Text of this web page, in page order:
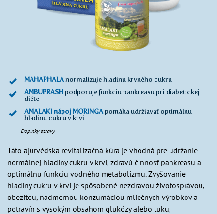
MAHAPHALA normalizuje hladinu krvného cukru
AMBUPRASHpodporuje funkciu pankreasu pri diabetickej
diéte
AMALAKI nápoj MORINGApomáha udržiavať optimálnu
hladinu cukru v krvi
Doplnky stravy
Táto ajurvédska revitalizačná kúra je vhodná pre udržanie
normálnej hladiny cukru v krvi, zdravú činnosť pankreasu a
optimálnu funkciu vodného metabolizmu. Zvyšovanie
hladiny cukru v krvi je spôsobené nezdravou životosprávou,
obezitou, nadmernou konzumáciou mliečnych výrobkov a
potravín s vysokým obsahom glukózy alebo tuku,